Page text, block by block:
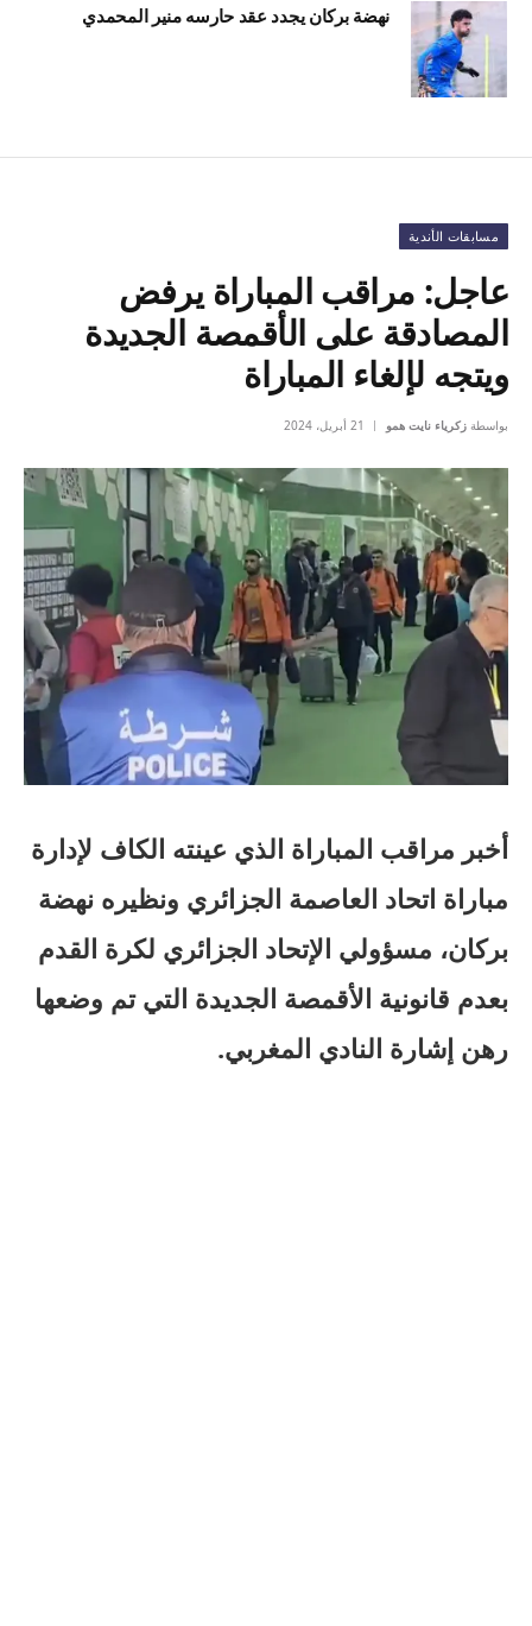
نهضة بركان يجدد عقد حارسه منير المحمدي
مسابقات الأندية
عاجل: مراقب المباراة يرفض
المصادقة على الأقمصة الجديدة
ويتجه لإلغاء المباراة
بواسطة زكرياء نايت همو 21 أبريل، 2024
أخبر مراقب المباراة الذي عينته الكاف لإدارة
مباراة اتحاد العاصمة الجزائري ونظيره نهضة
بركان، مسؤولي الإتحاد الجزائري لكرة القدم
بعدم قانونية الأقمصة الجديدة التي تم وضعها
رهن إشارة النادي المغربي.